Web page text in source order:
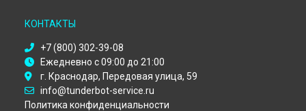
КОНТАКТЫ
+7 (800) 302-39-08
Ежедневно с 09:00 до 21:00
г. Краснодар, Передовая улица, 59
info@tunderbot-service.ru
Политика конфиденциальности